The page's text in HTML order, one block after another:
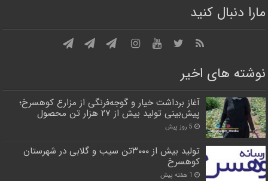
مارا دنبال کنید
نوشته های اخیر
آغاز برداشت خیار و گوجه‌فرنگی از مزارع کوهسرخ؛
پیش‌بینی تولید بیش از ۲۷ هزار تن محصول
5 روز پیش
تولید بیش از ۳۰۰۰تن سیب و گلابی در شهرستان
کوهسرخ
1 هفته پیش